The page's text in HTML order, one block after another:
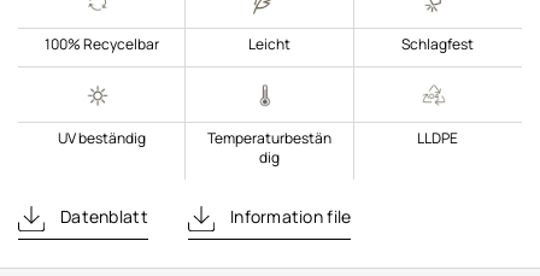
100% Recycelbar Leicht Schlagfest
UV beständig
Temperaturbestän
dig
LLDPE
Datenblatt Information file